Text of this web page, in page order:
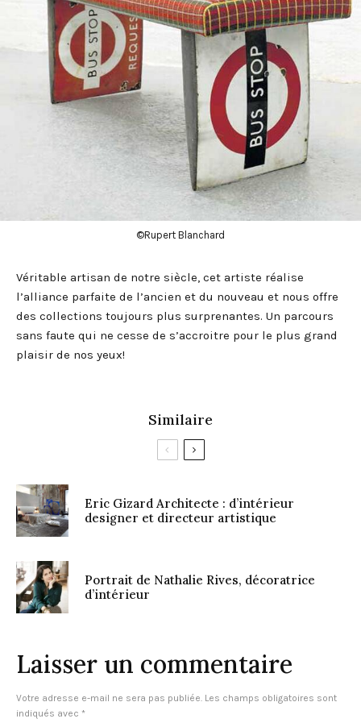
©Rupert Blanchard
Véritable artisan de notre siècle, cet artiste réalise
l’alliance parfaite de l’ancien et du nouveau et nous offre
des collections toujours plus surprenantes. Un parcours
sans faute qui ne cesse de s’accroitre pour le plus grand
plaisir de nos yeux!
Similaire
Eric Gizard Architecte : d’intérieur
designer et directeur artistique
Portrait de Nathalie Rives, décoratrice
d’intérieur
Laisser un commentaire
Votre adresse e-mail ne sera pas publiée. Les champs obligatoires sont
indiqués avec *